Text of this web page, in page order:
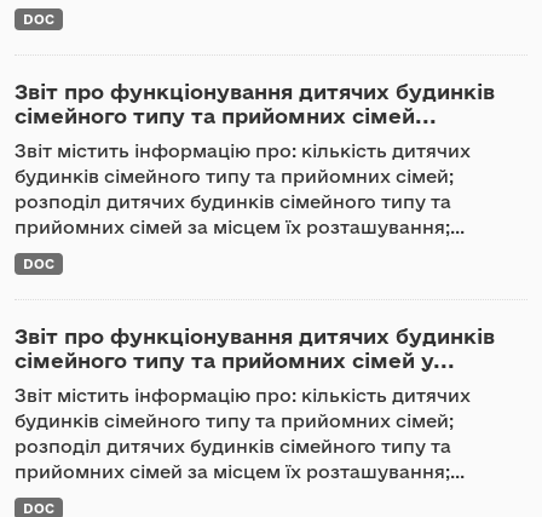
DOC
Звіт про функціонування дитячих будинків
сімейного типу та прийомних сімей...
Звіт містить інформацію про: кількість дитячих
будинків сімейного типу та прийомних сімей;
розподіл дитячих будинків сімейного типу та
прийомних сімей за місцем їх розташування;...
DOC
Звіт про функціонування дитячих будинків
сімейного типу та прийомних сімей у...
Звіт містить інформацію про: кількість дитячих
будинків сімейного типу та прийомних сімей;
розподіл дитячих будинків сімейного типу та
прийомних сімей за місцем їх розташування;...
DOC